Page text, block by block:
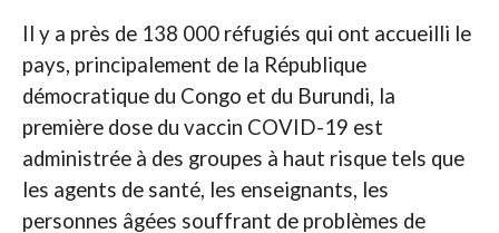
Il y a près de 138 000 réfugiés qui ont accueilli le
pays, principalement de la République
démocratique du Congo et du Burundi, la
première dose du vaccin COVID-19 est
administrée à des groupes à haut risque tels que
les agents de santé, les enseignants, les
personnes âgées souffrant de problèmes de